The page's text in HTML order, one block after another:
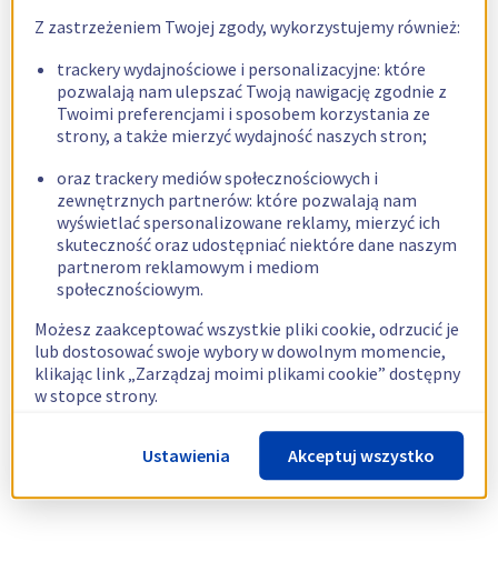
Z zastrzeżeniem Twojej zgody, wykorzystujemy również:
trackery wydajnościowe i personalizacyjne: które
pozwalają nam ulepszać Twoją nawigację zgodnie z
Twoimi preferencjami i sposobem korzystania ze
strony, a także mierzyć wydajność naszych stron;
oraz trackery mediów społecznościowych i
zewnętrznych partnerów: które pozwalają nam
wyświetlać spersonalizowane reklamy, mierzyć ich
skuteczność oraz udostępniać niektóre dane naszym
partnerom reklamowym i mediom
społecznościowym.
Możesz zaakceptować wszystkie pliki cookie, odrzucić je
lub dostosować swoje wybory w dowolnym momencie,
klikając link „Zarządzaj moimi plikami cookie” dostępny
w stopce strony.
Więcej informacji znajdziesz w naszejpolityce
dotyczącej wykorzystywania plików cookie.
Ustawienia Akceptuj wszystko